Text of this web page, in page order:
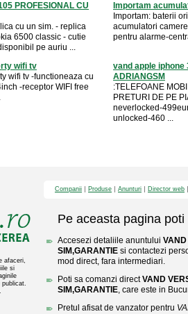
PROFESIONAL CU
cu un sim. - replica
6500 classic - cutie
pe auriu ...
Importam
Importam: baterii
acumulatori
pentru alarme-
wifi tv
wifi tv -functioneaza cu
-receptor WIFI free
vand apple
ADRIANGSM
:TELEFOANE
PRETURI DE PE
neverlocked-
unlocked-460 ...
afaceri,
si
publicat.
Companii Produse Anunturi Director web
Pe aceasta pagina poti
Accesezi detaliile anuntului
SIM,GARANTIE si contactezi
mod direct, fara intermediari.
Poti sa comanzi directVAND
SIM,GARANTIE, care este in
Pretul afisat de vanzator pentru